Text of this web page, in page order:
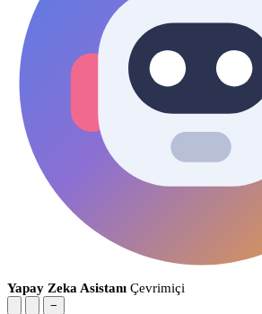
Yapay Zeka Asistanı Çevrimiçi
−